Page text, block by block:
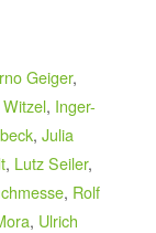
Geiger,
, Inger-
, Julia
, Lutz Seiler,
, Rolf
, Ulrich